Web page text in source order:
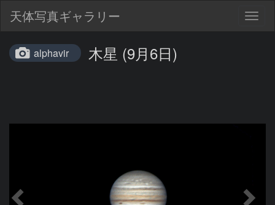
天体写真ギャラリー
alphavir 木星 (9月6日)